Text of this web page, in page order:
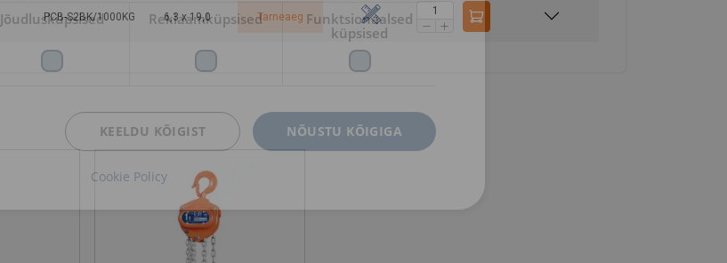
PCB-S2BK/1000KG 6,3 x 19,0 Tarneaeg
Jõudlusküpsised Reklaamküpsised
Funktsionaalsed
küpsised
NÕUSTU KÕIGIGA
KEELDU KÕIGIST
Cookie Policy